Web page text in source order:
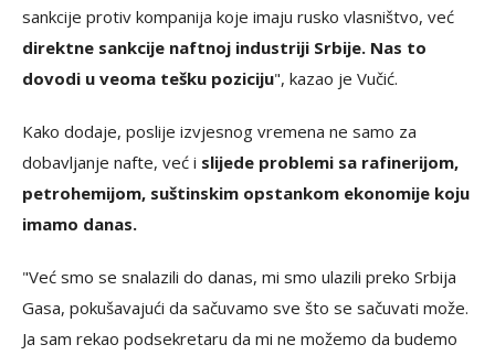
sankcije protiv kompanija koje imaju rusko vlasništvo, već
direktne sankcije naftnoj industriji Srbije. Nas to
dovodi u veoma tešku poziciju", kazao je Vučić.
Kako dodaje, poslije izvjesnog vremena ne samo za
dobavljanje nafte, već i slijede problemi sa rafinerijom,
petrohemijom, suštinskim opstankom ekonomije koju
imamo danas.
"Već smo se snalazili do danas, mi smo ulazili preko Srbija
Gasa, pokušavajući da sačuvamo sve što se sačuvati može.
Ja sam rekao podsekretaru da mi ne možemo da budemo